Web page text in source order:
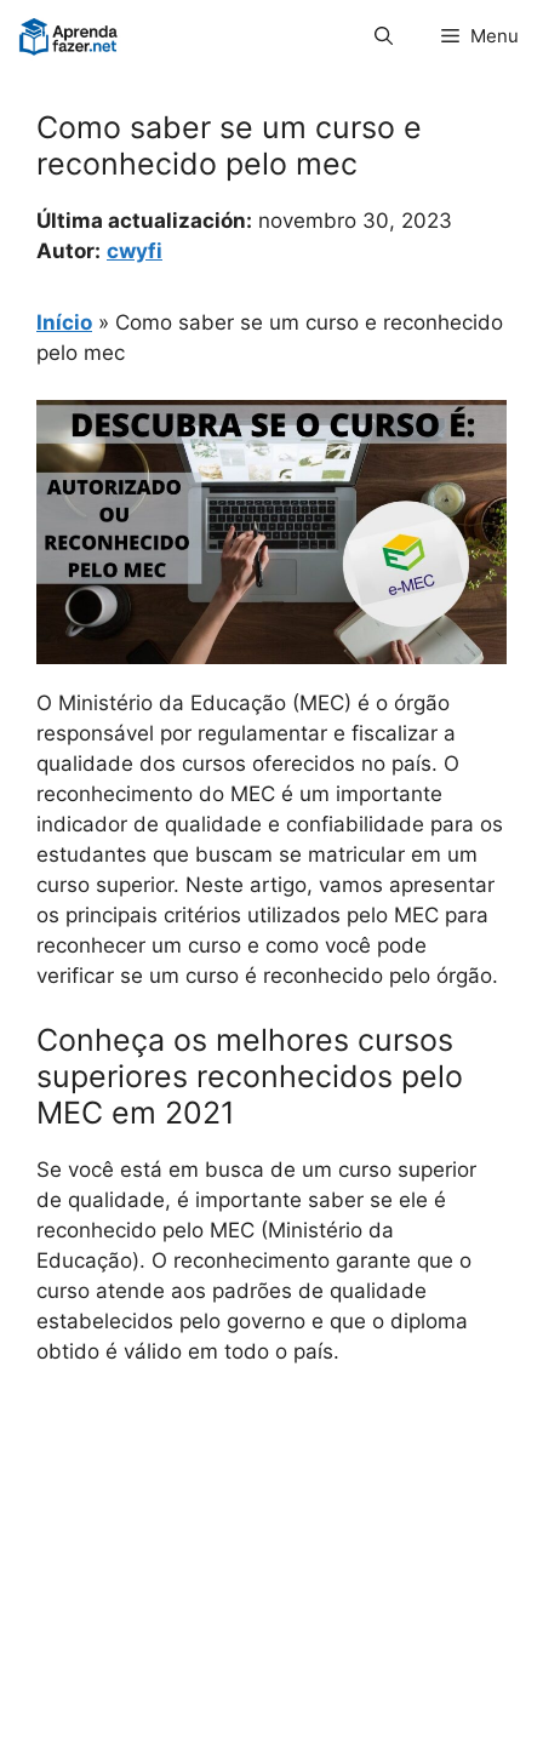
Pular
para
Menu
Como saber se um curso e
reconhecido pelo mec
Última actualización: novembro 30, 2023
Autor: cwyfi
Início » Como saber se um curso e reconhecido
pelo mec
O Ministério da Educação (MEC) é o órgão
responsável por regulamentar e fiscalizar a
qualidade dos cursos oferecidos no país. O
reconhecimento do MEC é um importante
indicador de qualidade e confiabilidade para os
estudantes que buscam se matricular em um
curso superior. Neste artigo, vamos apresentar
os principais critérios utilizados pelo MEC para
reconhecer um curso e como você pode
verificar se um curso é reconhecido pelo órgão.
Conheça os melhores cursos
superiores reconhecidos pelo
MEC em 2021
Se você está em busca de um curso superior
de qualidade, é importante saber se ele é
reconhecido pelo MEC (Ministério da
Educação). O reconhecimento garante que o
curso atende aos padrões de qualidade
estabelecidos pelo governo e que o diploma
obtido é válido em todo o país.